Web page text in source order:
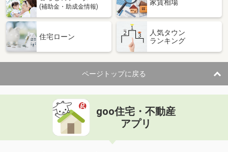
(補助金・助成金情報)
家賃相場
住宅ローン
人気タウン
ランキング
ページトップに戻る
goo住宅・不動産
アプリ